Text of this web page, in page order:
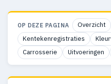
OP DEZE PAGINA Overzicht
Kentekenregistraties
Carrosserie
Uitvoeringen